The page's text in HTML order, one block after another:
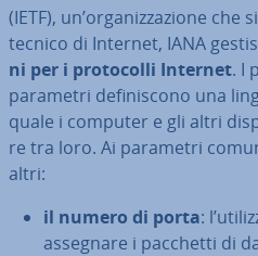
(IETF), un’or­ga­niz­za­zio­ne che
tecnico di Internet, IANA
ni per i pro­to­col­li Internet. I
parametri de­fi­ni­sco­no una
quale i computer e gli altri
re tra loro. Ai parametri
altri:
il numero di porta:
assegnare i pacchetti di